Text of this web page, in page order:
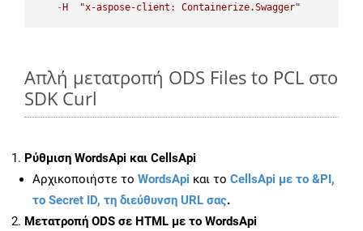
- H "x-aspose-client: Containerize.Swagger"
Απλή μετατροπή ODS Files to PCL στο
SDK Curl
Ρύθμιση WordsApi και CellsApi
Αρχικοποιήστε το WordsApi και το CellsApi με το &PI,
το Secret ID, τη διεύθυνση URL σας.
Μετατροπή ODS σε HTML με το WordsApi